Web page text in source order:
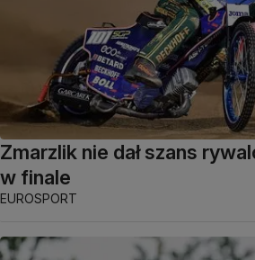
Zmarzlik nie dał szans
w finale
EUROSPORT